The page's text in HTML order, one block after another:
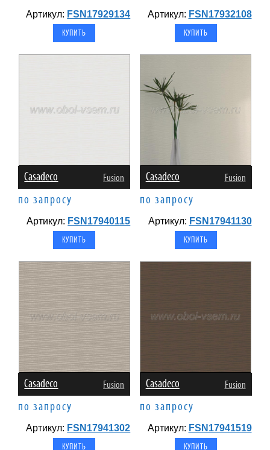
Артикул: FSN17929134 Артикул: FSN17932108
Casadeco Fusion
по запросу
Артикул: FSN17940115
Casadeco Fusion
по запросу
Артикул: FSN17941130
Casadeco Fusion
по запросу
Артикул: FSN17941302
Casadeco Fusion
по запросу
Артикул: FSN17941519